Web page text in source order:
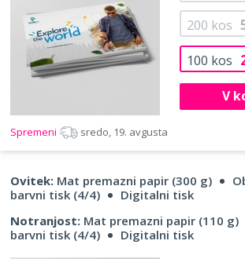
100 kos
200 kos
V
Spremeni sredo, 19. avgusta
Ovitek: Mat premazni papir (300 g)
barvni tisk (4/4)
Digitalni tisk
Notranjost: Mat premazni papir (110 g)
barvni tisk (4/4)
Digitalni tisk